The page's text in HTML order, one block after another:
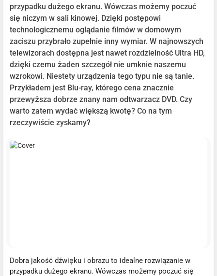
przypadku dużego ekranu. Wówczas możemy poczuć
się niczym w sali kinowej. Dzięki postępowi
technologicznemu oglądanie filmów w domowym
zaciszu przybrało zupełnie inny wymiar. W najnowszych
telewizorach dostępna jest nawet rozdzielność Ultra HD,
dzięki czemu żaden szczegół nie umknie naszemu
wzrokowi. Niestety urządzenia tego typu nie są tanie.
Przykładem jest Blu-ray, którego cena znacznie
przewyższa dobrze znany nam odtwarzacz DVD. Czy
warto zatem wydać większą kwotę? Co na tym
rzeczywiście zyskamy?
Dobra jakość dźwięku i obrazu to idealne rozwiązanie w
przypadku dużego ekranu. Wówczas możemy poczuć się